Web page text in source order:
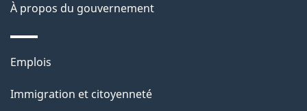
n
s
u
r
c
À propos du gouvernement
Thèmes
sujets
Emplois
Immigration et citoyenneté